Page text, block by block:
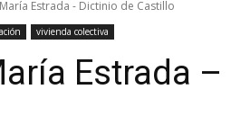
Estrada - Dictinio de Castillo
vivienda colectiva
Estrada